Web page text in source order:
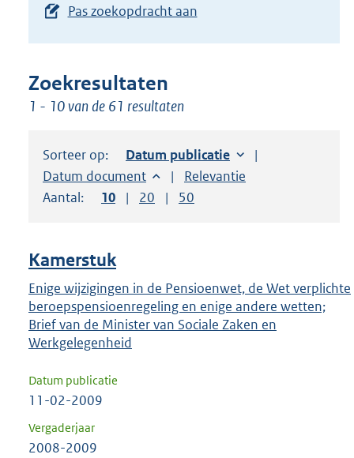
toets
suggesties.
Druk
om
uw
keuze
te
bevestigen.
Pas zoekopdracht aan
Zoekresultaten
1 - 10 van de 61 resultaten
Sorteer op: Sorteer op:
Datum publicatie
Sorteer op:
Datum document Sorteer op:
Relevantie
Aantal:
Toon
10 resultaten per pagina
Toon
20 resultaten per pagina
Toon
50
Kamerstuk
Enige wijzigingen in de Pensioenwet, de Wet verplichte
beroepspensioenregeling en enige andere wetten;
Brief van de Minister van Sociale Zaken en
Werkgelegenheid
Datum publicatie
11-02-2009
Vergaderjaar
2008-2009